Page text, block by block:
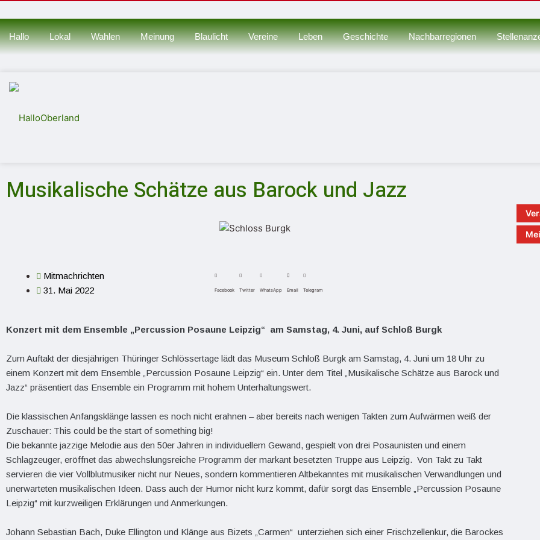
Hallo Lokal Wahlen Meinung Blaulicht Vereine Leben Geschichte Nachbarregionen
Musikalische Schätze aus Barock und Jazz
Mitmachrichten
31. Mai 2022
Facebook Twitter WhatsApp Email Telegram
Konzert mit dem Ensemble „Percussion Posaune Leipzig“ am Samstag, 4. Juni, auf Schloß Burgk
Zum Auftakt der diesjährigen Thüringer Schlössertage lädt das Museum Schloß Burgk am Samstag, 4. Juni um 18 Uhr zu
einem Konzert mit dem Ensemble „Percussion Posaune Leipzig“ ein. Unter dem Titel „Musikalische Schätze aus Barock und
Jazz“ präsentiert das Ensemble ein Programm mit hohem Unterhaltungswert.
Die klassischen Anfangsklänge lassen es noch nicht erahnen – aber bereits nach wenigen Takten zum Aufwärmen weiß der
Zuschauer: This could be the start of something big!
Die bekannte jazzige Melodie aus den 50er Jahren in individuellem Gewand, gespielt von drei Posaunisten und einem
Schlagzeuger, eröffnet das abwechslungsreiche Programm der markant besetzten Truppe aus Leipzig. Von Takt zu Takt
servieren die vier Vollblutmusiker nicht nur Neues, sondern kommentieren Altbekanntes mit musikalischen Verwandlungen und
unerwarteten musikalischen Ideen. Dass auch der Humor nicht kurz kommt, dafür sorgt das Ensemble „Percussion Posaune
Leipzig“ mit kurzweiligen Erklärungen und Anmerkungen.
Johann Sebastian Bach, Duke Ellington und Klänge aus Bizets „Carmen“ unterziehen sich einer Frischzellenkur, die Barockes